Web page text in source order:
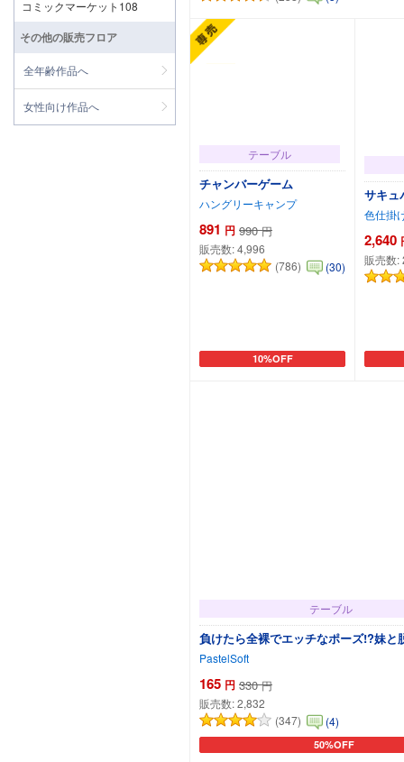
テーブル
チャンバーゲーム
ハングリーキャンプ
891 円 990 円
販売数:4,996
(786)
(30)
10%OFF
カートに追加
サキュ
色仕掛
2,640
販売数:
テーブル
負けたら全裸でエッチなポーズ!?妹と
PastelSoft
165 円 330 円
販売数:2,832
(347)
(4)
50%OFF
カートに追加
コミックマーケット108
その他の販売フロア
全年齢作品へ
女性向け作品へ